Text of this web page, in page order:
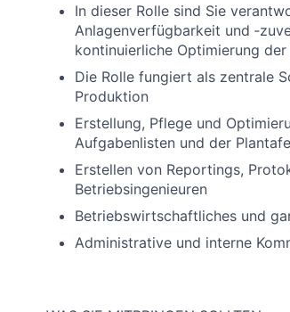
In dieser Rolle sind Sie
Anlagenverfügbarkeit und
kontinuierliche Optimierung
Die Rolle fungiert als zentrale
Produktion
Erstellung, Pflege und
Aufgabenlisten und der
Erstellen von Reportings,
Betriebsingenieuren
Betriebswirtschaftliches und
Administrative und interne